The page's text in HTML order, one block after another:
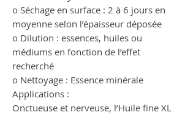
o Séchage en surface : 2 à 6 jours en
moyenne selon l’épaisseur déposée
o Dilution : essences, huiles ou
médiums en fonction de l’effet
recherché
o Nettoyage : Essence minérale
Applications :
Onctueuse et nerveuse, l’Huile fine XL